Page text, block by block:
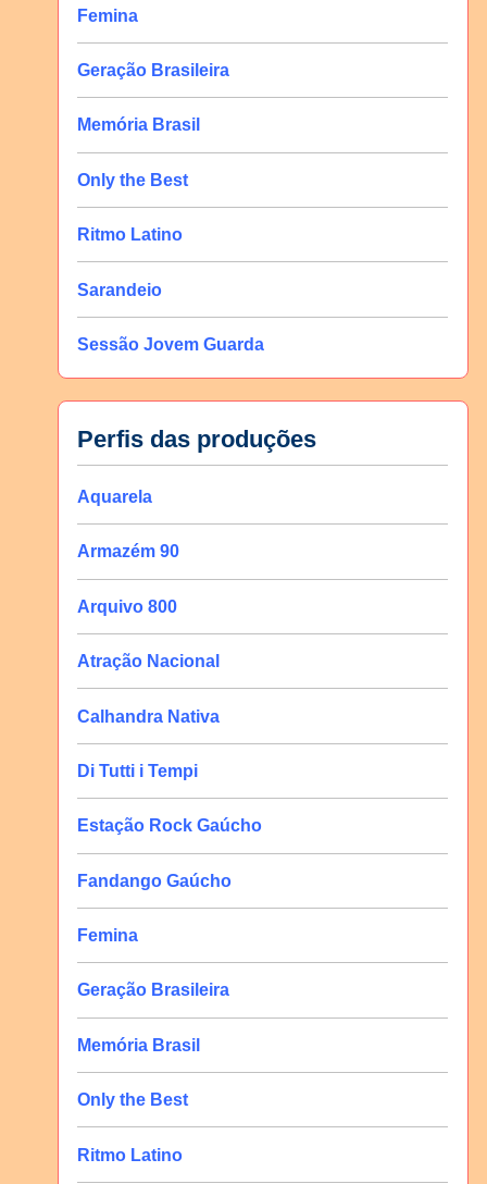
Femina
Geração Brasileira
Memória Brasil
Only the Best
Ritmo Latino
Sarandeio
Sessão Jovem Guarda
Perfis das produções
Aquarela
Armazém 90
Arquivo 800
Atração Nacional
Calhandra Nativa
Di Tutti i Tempi
Estação Rock Gaúcho
Fandango Gaúcho
Femina
Geração Brasileira
Memória Brasil
Only the Best
Ritmo Latino